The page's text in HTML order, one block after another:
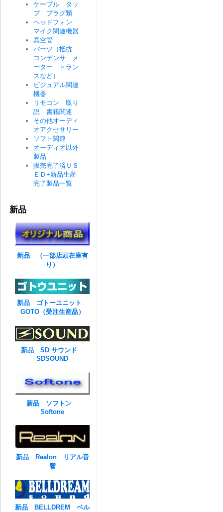
ケーブル タッ
プ プラグ類
ヘッドフォン
マイク関連機器
真空管
パーツ（抵抗
コンデンサ メ
ーター トラン
スなど）
ビジュアル関連
機器
リモコン 取り
説 書籍関連
その他オーディ
オアクセサリー
ソフト関連
オーディオ以外
製品
販売完了済ＵＳ
ＥＤ+新品生産
完了製品一覧
新品
新品 （一部店頭在庫有
り）
新品 ゴトーユニット
GOTO（受注生産品）
新品 SD サウンド
SDSOUND
新品 ソフトン
Softone
新品 Realon リアル音
響
新品 BELLDREM ベル